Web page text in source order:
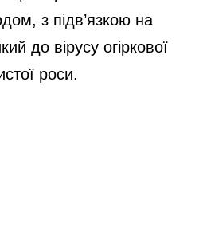
з підв’язкою на
до вірусу огіркової
роси.